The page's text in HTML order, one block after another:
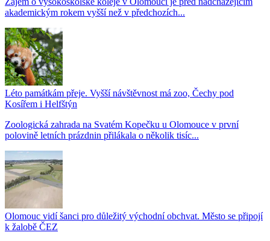
akademickým rokem vyšší než v předchozích...
Léto památkám přeje. Vyšší návštěvnost má zoo, Čechy pod
Kosířem i Helfštýn
Zoologická zahrada na Svatém Kopečku u Olomouce v první
polovině letních prázdnin přilákala o několik tisíc...
Olomouc vidí šanci pro důležitý východní obchvat. Město se připojí
k žalobě ČEZ